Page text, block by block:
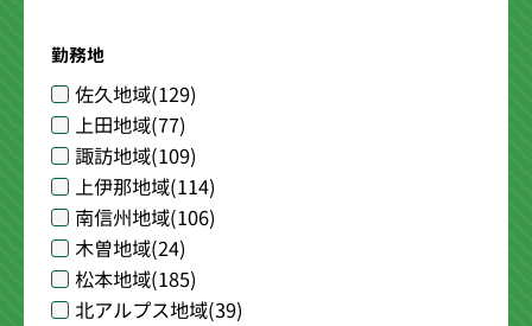
勤務地
佐久地域(129)
上田地域(77)
諏訪地域(109)
上伊那地域(114)
南信州地域(106)
木曽地域(24)
松本地域(185)
北アルプス地域(39)